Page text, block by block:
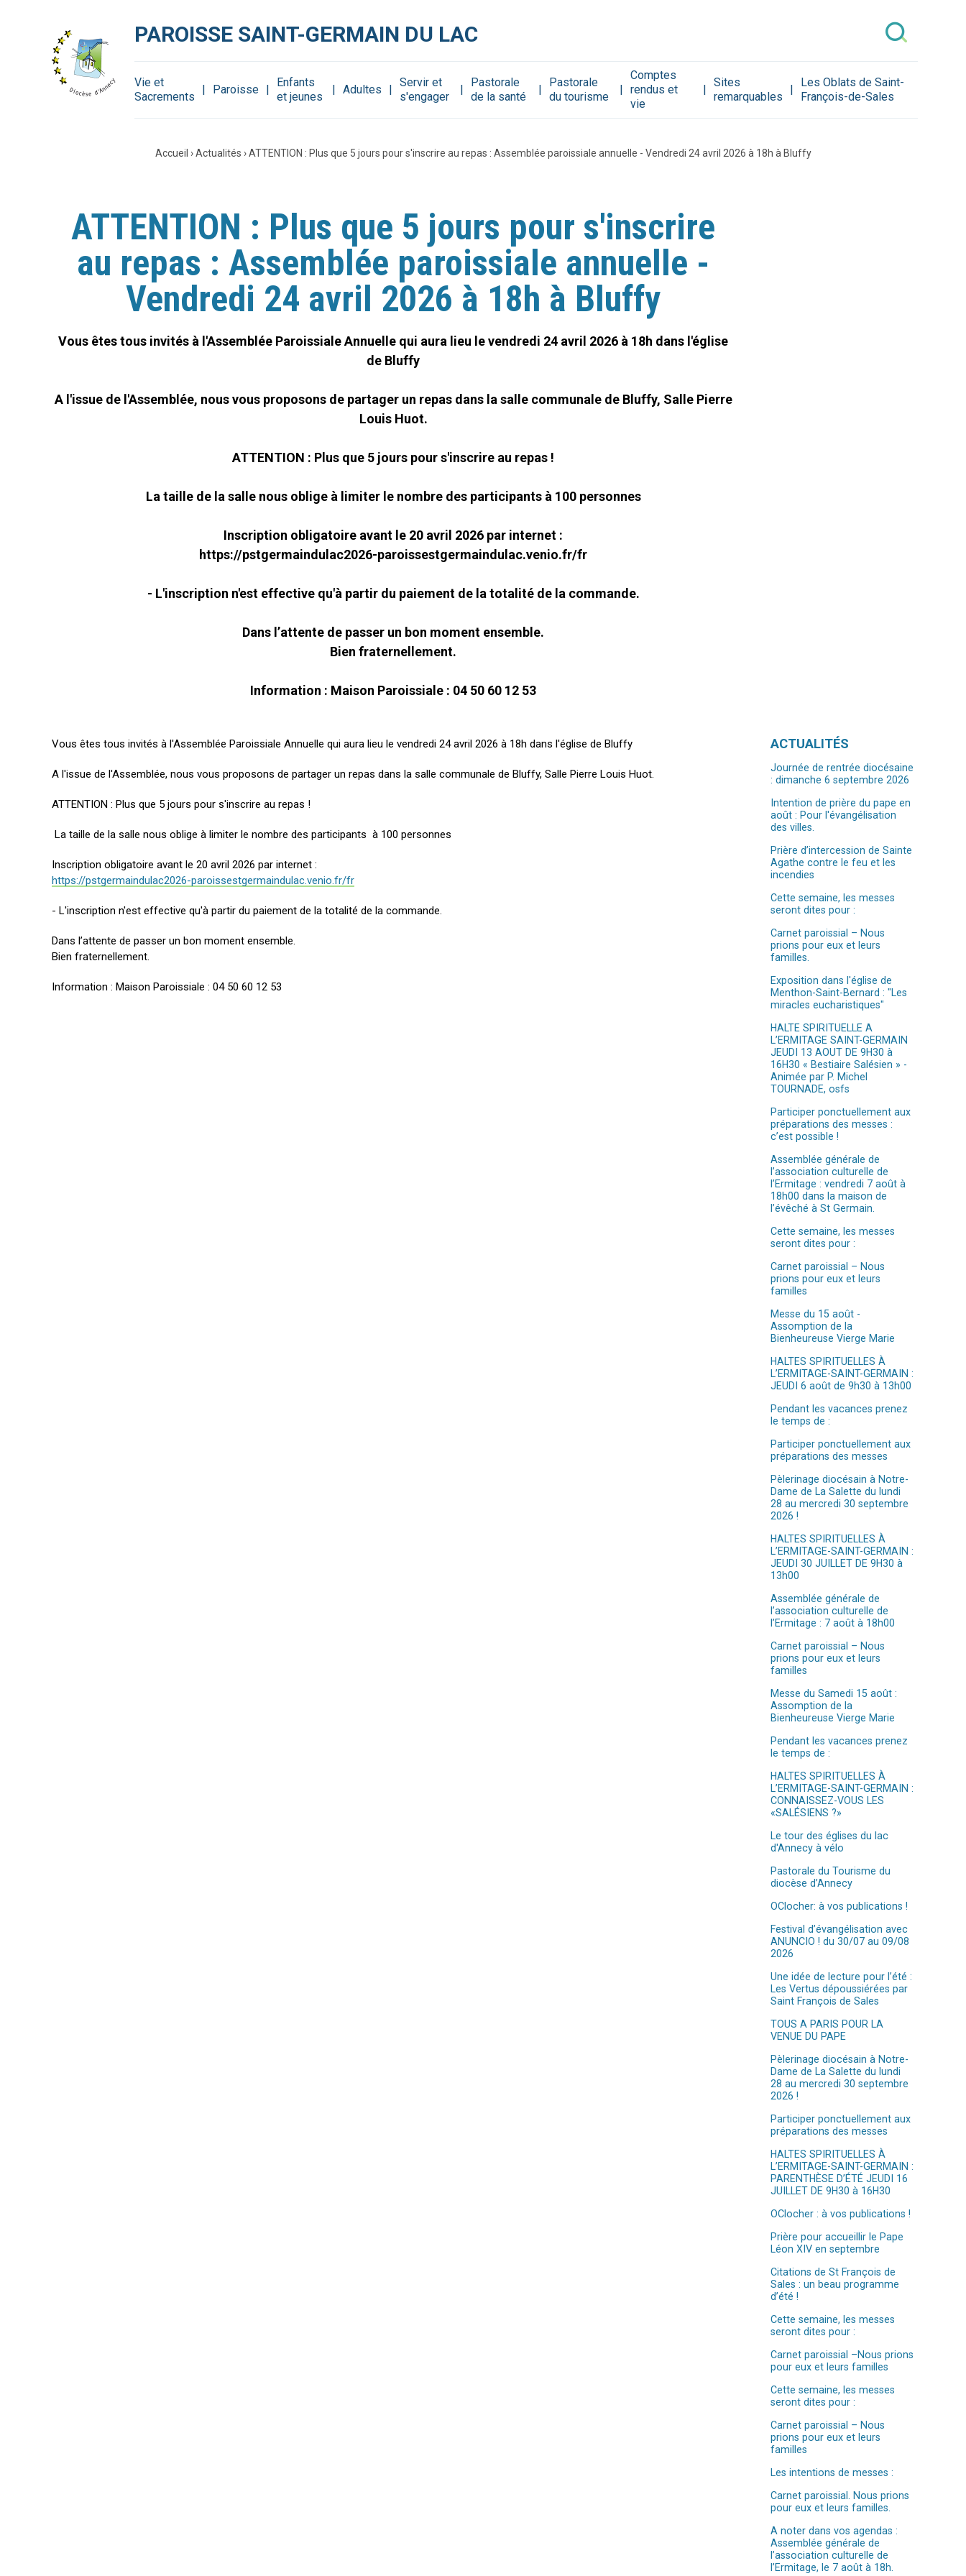
PAROISSE SAINT-GERMAIN DU LAC
Vie et
Sacrements
Paroisse
Enfants
et jeunes
Adultes
Servir et
s'engager
Pastorale
de la santé
Pastorale
du tourisme
Comptes
rendus et
vie
Sites
remarquables
Les Oblats de Saint-
François-de-Sales
Accueil ›Actualités ›ATTENTION : Plus que 5 jours pour s'inscrire au repas : Assemblée paroissiale annuelle - Vendredi 24 avril 2026 à 18h à Bluffy
Navigation
ACTUALITÉS
Journée de rentrée diocésaine
: dimanche 6 septembre 2026
Intention de prière du pape en
août : Pour l'évangélisation
des villes.
Prière d’intercession de Sainte
Agathe contre le feu et les
incendies
Cette semaine, les messes
seront dites pour :
Carnet paroissial – Nous
prions pour eux et leurs
familles.
Exposition dans l'église de
Menthon-Saint-Bernard : "Les
miracles eucharistiques"
HALTE SPIRITUELLE A
L’ERMITAGE SAINT-GERMAIN
JEUDI 13 AOUT DE 9H30 à
16H30 « Bestiaire Salésien » -
Animée par P. Michel
TOURNADE, osfs
Participer ponctuellement aux
préparations des messes :
c’est possible !
Assemblée générale de
l’association culturelle de
l’Ermitage : vendredi 7 août à
18h00 dans la maison de
l’évêché à St Germain.
Cette semaine, les messes
seront dites pour :
Carnet paroissial – Nous
prions pour eux et leurs
familles
Messe du 15 août -
Assomption de la
Bienheureuse Vierge Marie
HALTES SPIRITUELLES À
L’ERMITAGE-SAINT-GERMAIN :
JEUDI 6 août de 9h30 à 13h00
Pendant les vacances prenez
le temps de :
Participer ponctuellement aux
préparations des messes
Pèlerinage diocésain à Notre-
Dame de La Salette du lundi
28 au mercredi 30 septembre
2026 !
HALTES SPIRITUELLES À
L’ERMITAGE-SAINT-GERMAIN :
JEUDI 30 JUILLET DE 9H30 à
13h00
Assemblée générale de
l’association culturelle de
l’Ermitage : 7 août à 18h00
Carnet paroissial – Nous
prions pour eux et leurs
familles
Messe du Samedi 15 août :
Assomption de la
Bienheureuse Vierge Marie
Pendant les vacances prenez
le temps de :
HALTES SPIRITUELLES À
L’ERMITAGE-SAINT-GERMAIN :
CONNAISSEZ-VOUS LES
«SALÉSIENS ?»
Le tour des églises du lac
d'Annecy à vélo
Pastorale du Tourisme du
diocèse d’Annecy
OClocher: à vos publications !
Festival d’évangélisation avec
ANUNCIO ! du 30/07 au 09/08
2026
Une idée de lecture pour l’été :
Les Vertus dépoussiérées par
Saint François de Sales
TOUS A PARIS POUR LA
VENUE DU PAPE
Pèlerinage diocésain à Notre-
Dame de La Salette du lundi
28 au mercredi 30 septembre
2026 !
Participer ponctuellement aux
préparations des messes
HALTES SPIRITUELLES À
L’ERMITAGE-SAINT-GERMAIN :
PARENTHÈSE D’ÉTÉ JEUDI 16
JUILLET DE 9H30 à 16H30
OClocher : à vos publications !
Prière pour accueillir le Pape
Léon XIV en septembre
Citations de St François de
Sales : un beau programme
d’été !
Cette semaine, les messes
seront dites pour :
Carnet paroissial –Nous prions
pour eux et leurs familles
Cette semaine, les messes
seront dites pour :
Carnet paroissial – Nous
prions pour eux et leurs
familles
Les intentions de messes :
Carnet paroissial. Nous prions
pour eux et leurs familles.
A noter dans vos agendas :
Assemblée générale de
l’association culturelle de
l’Ermitage, le 7 août à 18h.
ATTENTION : Plus que 5 jours pour s'inscrire
au repas : Assemblée paroissiale annuelle -
Vendredi 24 avril 2026 à 18h à Bluffy
Vous êtes tous invités à l'Assemblée Paroissiale Annuelle qui aura lieu le vendredi 24 avril 2026 à 18h dans l'église
de Bluffy
A l'issue de l'Assemblée, nous vous proposons de partager un repas dans la salle communale de Bluffy, Salle Pierre
Louis Huot.
ATTENTION : Plus que 5 jours pour s'inscrire au repas !
La taille de la salle nous oblige à limiter le nombre des participants à 100 personnes
Inscription obligatoire avant le 20 avril 2026 par internet :
https://pstgermaindulac2026-paroissestgermaindulac.venio.fr/fr
- L'inscription n'est effective qu'à partir du paiement de la totalité de la commande.
Dans l’attente de passer un bon moment ensemble.
Bien fraternellement.
Information : Maison Paroissiale : 04 50 60 12 53
Vous êtes tous invités à l'Assemblée Paroissiale Annuelle qui aura lieu le vendredi 24 avril 2026 à 18h dans l'église de Bluffy
A l'issue de l'Assemblée, nous vous proposons de partager un repas dans la salle communale de Bluffy, Salle Pierre Louis Huot.
ATTENTION : Plus que 5 jours pour s'inscrire au repas !
La taille de la salle nous oblige à limiter le nombre des participants à 100 personnes
Inscription obligatoire avant le 20 avril 2026 par internet :
https://pstgermaindulac2026-paroissestgermaindulac.venio.fr/fr
- L'inscription n'est effective qu'à partir du paiement de la totalité de la commande.
Dans l’attente de passer un bon moment ensemble.
Bien fraternellement.
Information : Maison Paroissiale : 04 50 60 12 53